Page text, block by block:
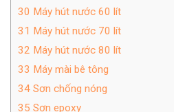
30 Máy hút nước 60 lít
31 Máy hút nước 70 lít
32 Máy hút nước 80 lít
33 Máy mài bê tông
34 Sơn chống nóng
35 Sơn epoxy